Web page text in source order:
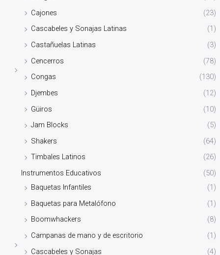
Cajones
(23)
Cascabeles y Sonajas Latinas
(1)
Castañuelas Latinas
(3)
Cencerros
(78)
Congas
(130)
Djembes
(12)
Güiros
(10)
Jam Blocks
(5)
Shakers
(64)
Timbales Latinos
(26)
Instrumentos Educativos
(50)
Baquetas Infantiles
(1)
Baquetas para Metalófono
(1)
Boomwhackers
(8)
Campanas de mano y de escritorio
(1)
Cascabeles y Sonajas
(4)